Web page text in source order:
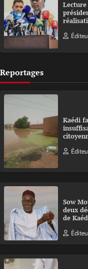
Lecture
Reportages
Kaédi
Sow
deux
de